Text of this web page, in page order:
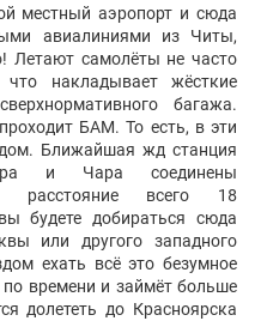
местный аэропорт и сюда
авиалиниями из Читы,
Летают самолёты не часто
накладывает жёсткие
багажа.
БАМ. То есть, в эти
Ближайшая жд станция
и Чара соединены
расстояние всего 18
будете добираться сюда
или другого западного
ехать всё это безумное
времени и займёт больше
долететь до Красноярска